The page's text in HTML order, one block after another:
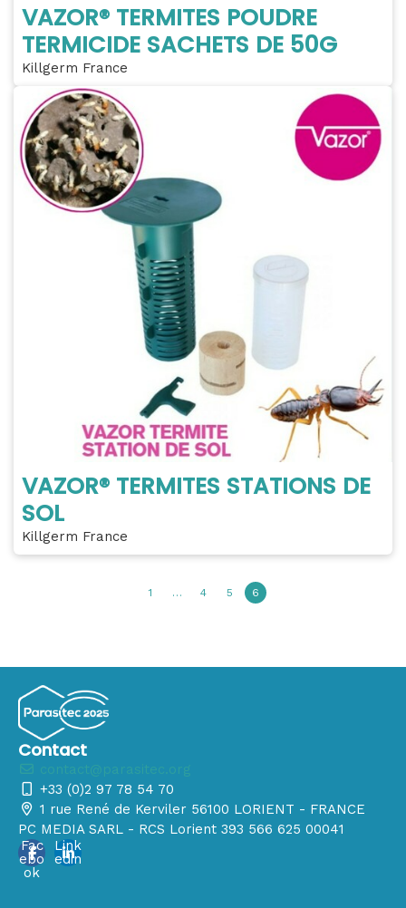
VAZOR® TERMITES POUDRE
TERMICIDE SACHETS DE 50G
Killgerm France
VAZOR® TERMITES STATIONS DE
SOL
Killgerm France
1 … 4 5 6
Contact
+33 (0)2 97 78 54 70
1 rue René de Kerviler 56100 LORIENT - FRANCE
PC MEDIA SARL - RCS Lorient 393 566 625 00041
Fac
ebo
ok
Link
edin